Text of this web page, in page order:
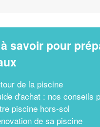
savoir pour
de la piscine
d'achat : nos conseils
piscine hors-sol
de sa piscine